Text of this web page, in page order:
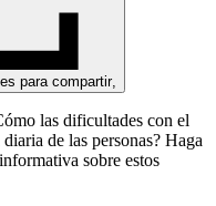
para compartir,
las dificultades con el
de las personas? Haga
sobre estos